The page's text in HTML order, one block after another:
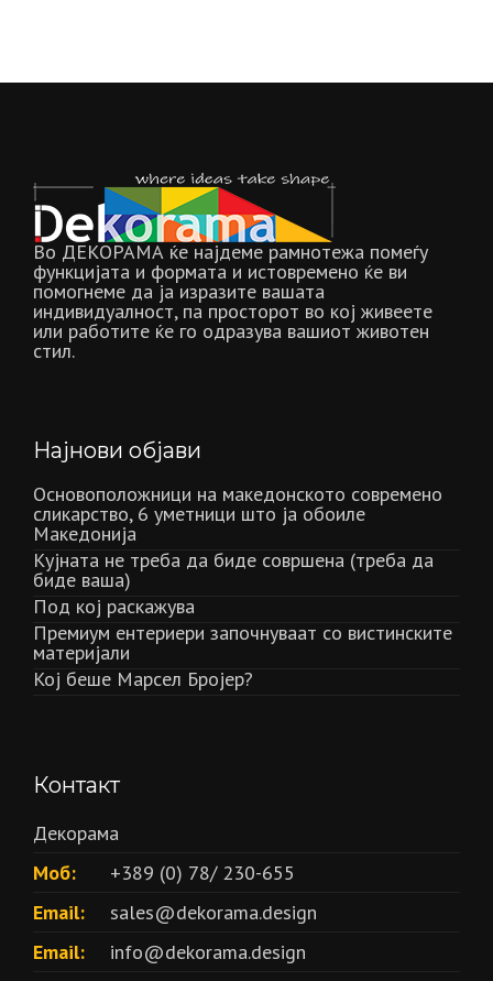
Во ДЕКОРАМА ќе најдеме рамнотежа помеѓу
функцијата и формата и истовремено ќе ви
помогнеме да ја изразите вашата
индивидуалност, па просторот во кој живеете
или работите ќе го одразува вашиот животен
стил.
Најнови објави
Основоположници на македонското современо
сликарство, 6 уметници што ја обоиле
Македонија
Кујната не треба да биде совршена (треба да
биде ваша)
Под кој раскажува
Премиум ентериери започнуваат со вистинските
материјали
Кој беше Марсел Бројер?
Контакт
Декорама
Моб:
+389 (0) 78/ 230-655
Email:
sales@dekorama.design
Email:
info@dekorama.design